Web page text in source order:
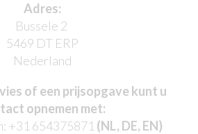
Adres:
Bussele 2
5469 DT ERP
Nederland
of een prijsopgave kunt u
opnemen met:
+31 654375871 (NL, DE, EN)